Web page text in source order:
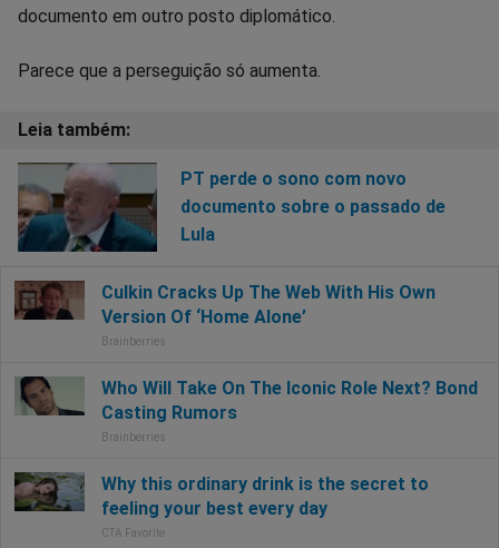
documento em outro posto diplomático.
Parece que a perseguição só aumenta.
PT perde o sono com novo
documento sobre o passado de
Lula